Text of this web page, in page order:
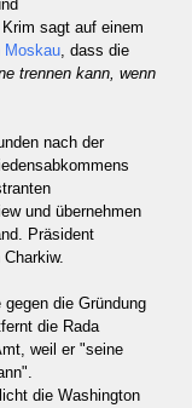
sagt auf einem
Moskau, dass die
trennen kann, wenn
nach der
und übernehmen
Präsident
gegen die Gründung
die Rada
weil er "seine
die Washington